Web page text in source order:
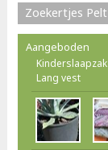
Zoekertjes Pelt
Aangeboden
Kinderslaapzak
Lang vest